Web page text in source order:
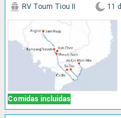
Comidas incluidas
RV Toum Tiou II 11 d